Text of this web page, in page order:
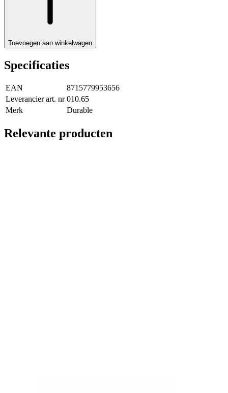
Toevoegen aan winkelwagen
Specificaties
EAN
8715779953656
Leverancier art. nr 010.65
Merk
Durable
Relevante producten